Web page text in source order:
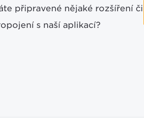
připravené nějaké rozšíření či
s naší aplikací?